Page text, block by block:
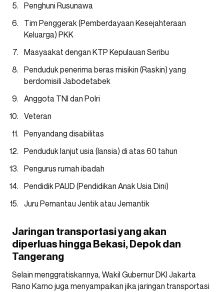
Penghuni Rusunawa
Tim Penggerak (Pemberdayaan Kesejahteraan
Keluarga) PKK
Masyaakat dengan KTP Kepulauan Seribu
Penduduk penerima beras misikin (Raskin) yang
berdomisili Jabodetabek
Anggota TNI dan Polri
Veteran
Penyandang disabilitas
Penduduk lanjut usia (lansia) di atas 60 tahun
Pengurus rumah ibadah
Pendidik PAUD (Pendidikan Anak Usia Dini)
Juru Pemantau Jentik atau Jemantik
Jaringan transportasi yang akan
diperluas hingga Bekasi, Depok dan
Tangerang
Selain menggratiskannya, Wakil Gubernur DKI Jakarta
Rano Karno juga menyampaikan jika jaringan transportasi